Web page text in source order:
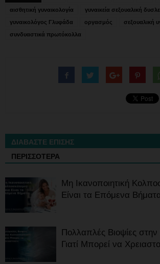
αισθητική γυναικολογία
γυναικεία σεξουαλική
γυναικολόγος Γλυφάδα
οργασμός
σεξουαλική
συνδυαστικά πρωτόκολλα
ΔΙΑΒΑΣΤΕ ΕΠΙΣΗΣ
ΠΕΡΙΣΣΟΤΕΡΑ
Μη Ικανοποιητική
Είναι τα Επόμενα
Πολλαπλές Βιοψίες
Γιατί Μπορεί να